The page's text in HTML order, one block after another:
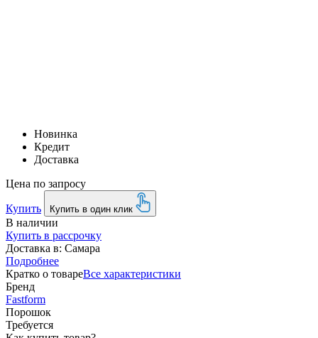
Новинка
Кредит
Доставка
Цена по запросу
Купить Купить в один клик
В наличии
Купить в рассрочку
Доставка в: Самара
Подробнее
Кратко о товареВсе характеристики
Бренд
Fastform
Порошок
Требуется